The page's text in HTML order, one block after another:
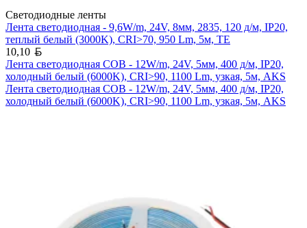
Светодиодные ленты
Лента светодиодная - 9,6W/m, 24V, 8мм, 2835, 120 д/м, IP20,
теплый белый (3000K), CRI>70, 950 Lm, 5м, TE
10,10
Лента светодиодная COB - 12W/m, 24V, 5мм, 400 д/м, IP20,
холодный белый (6000K), CRI>90, 1100 Lm, узкая, 5м, AKS
Лента светодиодная COB - 12W/m, 24V, 5мм, 400 д/м, IP20,
холодный белый (6000K), CRI>90, 1100 Lm, узкая, 5м, AKS